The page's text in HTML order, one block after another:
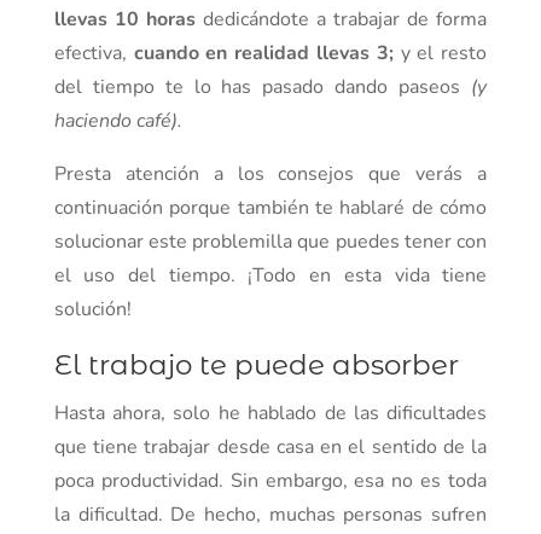
llevas 10 horasdedicándote a trabajar de forma
efectiva, cuando en realidad llevas 3; y el resto
del tiempo te lo has pasado dando paseos (y
haciendo café).
Presta atención a los consejos que verás a
continuación porque también te hablaré de cómo
solucionar este problemilla que puedes tener con
el uso del tiempo. ¡Todo en esta vida tiene
solución!
El trabajo te puede absorber
Hasta ahora, solo he hablado de las dificultades
que tiene trabajar desde casa en el sentido de la
poca productividad. Sin embargo, esa no es toda
la dificultad. De hecho, muchas personas sufren